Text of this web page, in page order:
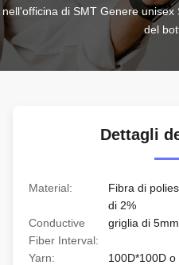
nell'officina di SMT Genere
del
Dettagli
Material:
Fibra di
di 2%
Conductive
Fiber Interval:
griglia di
Yarn:
100D*100D o